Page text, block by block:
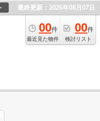
最終更新：2026年08月07日
00件
最近見た物件
00件
検討リスト